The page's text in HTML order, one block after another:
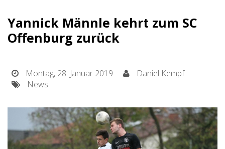
Yannick Männle kehrt zum SC
Offenburg zurück
Montag, 28. Januar 2019
Daniel Kempf
News
Sponsoring